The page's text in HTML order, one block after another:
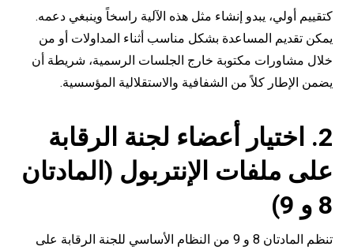
كتقييم أولي، يبدو إنشاء مثل هذه الآلية راسخاً وينبغي دعمه.
يمكن تقديم المساعدة بشكل مناسب أثناء المداولات أو من
خلال مشاورات مكتوبة خارج الجلسات الرسمية، شريطة أن
يضمن الإطار كلاً من الشفافية والاستقلالية المؤسسية.
2. اختيار أعضاء لجنة الرقابة
على ملفات الإنتربول (المادتان
8 و 9)
تنظم المادتان 8 و 9 من النظام الأساسي للجنة الرقابة على